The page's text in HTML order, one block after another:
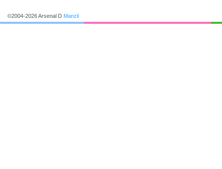
©2004-2026 Arsenal D Manzil